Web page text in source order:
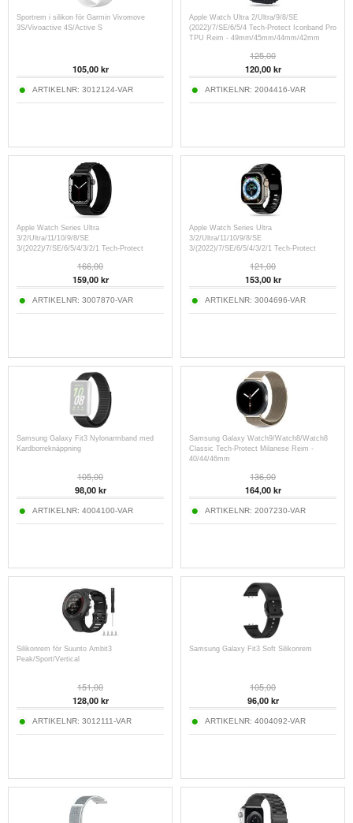
Sportrem i silikon för Garmin Vivomove
3S/Vivoactive 4S/Active S
105,00kr
ARTIKELNR: 3012124-VAR
Apple Watch Ultra 2/Ultra/9/8/SE
(2022)/7/SE/6/5/4 Tech-Protect Iconband Pro
TPU Reim - 49mm/45mm/44mm/42mm
125,00
120,00kr
ARTIKELNR: 2004416-VAR
Apple Watch Series Ultra
3/2/Ultra/11/10/9/8/SE
3/(2022)/7/SE/6/5/4/3/2/1 Tech-Protect
49mm/46mm/45mm/44mm/42mm
166,00
159,00kr
ARTIKELNR: 3007870-VAR
Apple Watch Series Ultra
3/2/Ultra/11/10/9/8/SE
3/(2022)/7/SE/6/5/4/3/2/1 Tech-Protect
49mm/46mm/45mm/44mm/42mm
121,00
153,00kr
ARTIKELNR: 3004696-VAR
Samsung Galaxy Fit3 Nylonarmband med
Kardborreknäppning
105,00
98,00kr
ARTIKELNR: 4004100-VAR
Samsung Galaxy Watch9/Watch8/Watch8
Classic Tech-Protect Milanese Reim -
40/44/46mm
136,00
164,00kr
ARTIKELNR: 2007230-VAR
Silikonrem för Suunto Ambit3
Peak/Sport/Vertical
151,00
128,00kr
ARTIKELNR: 3012111-VAR
Samsung Galaxy Fit3 Soft Silikonrem
105,00
96,00kr
ARTIKELNR: 4004092-VAR